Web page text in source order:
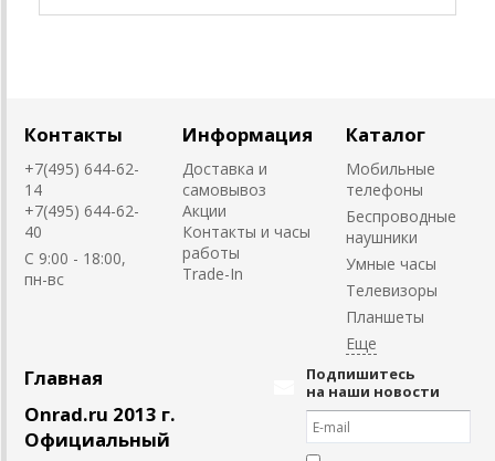
Контакты
+7(495) 644-62-
14
+7(495) 644-62-
40
C 9:00 - 18:00,
пн-вс
Информация
Доставка и
самовывоз
Акции
Контакты и часы
работы
Trade-In
Каталог
Мобильные
телефоны
Беспроводные
наушники
Умные часы
Телевизоры
Планшеты
Главная
Onrad.ru 2013 г.
Официальный
Подпишитесь
на наши новости